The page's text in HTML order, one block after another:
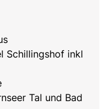
Schillingshof inkl
Tal und Bad